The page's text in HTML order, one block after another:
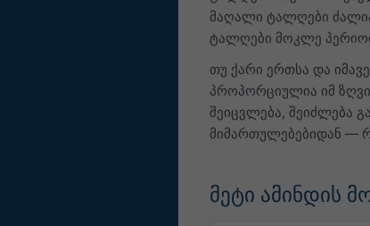
მაღალი ტალღები
ტალღები მოკლე
თუ ქარი ერთსა და
პროპორციულია იმ
შეიცვლება, შეიძლება
მიმართულებებიდან —
მეტი ამინდის